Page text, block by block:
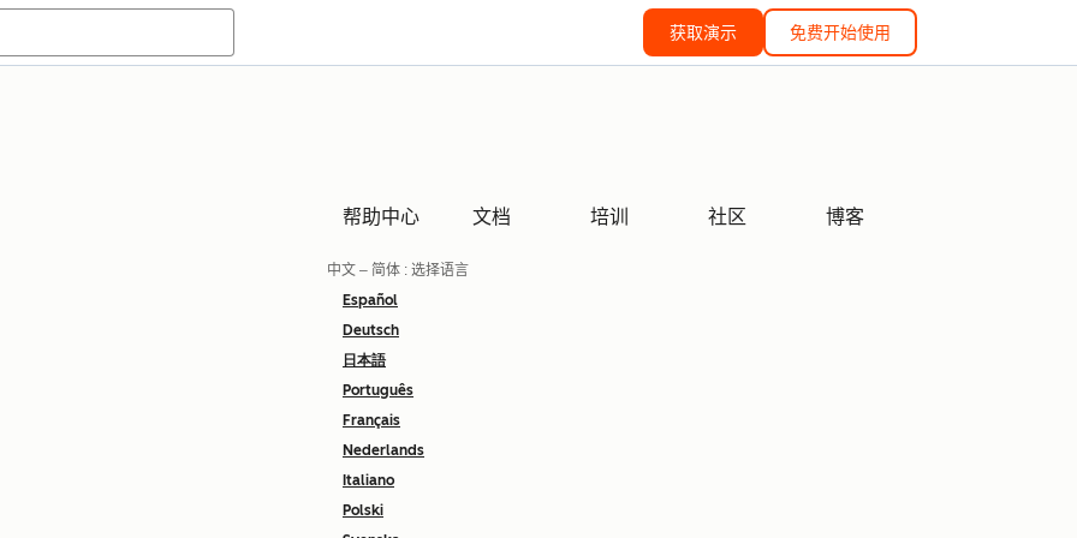
获取演示 免费开始使用
帮助中心 文档 培训 社区 博客
中文 – 简体 : 选择语言
Español
Deutsch
日本語
Português
Français
Nederlands
Italiano
Polski